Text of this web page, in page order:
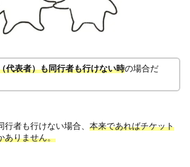
代表者）も同行者も行けない時の場合だ
者も行けない場合、 本来であればチケット
ありません。